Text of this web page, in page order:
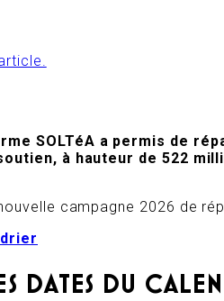
SOLTéA a permis de
à hauteur de 522
campagne 2026 de
DATES DU